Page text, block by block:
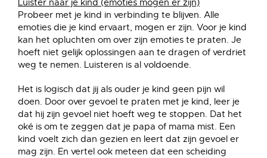
Luister naar je kind (emoties mogen er zijn)
Probeer met je kind in verbinding te blijven. Alle
emoties die je kind ervaart, mogen er zijn. Voor je kind
kan het opluchten om over zijn emoties te praten. Je
hoeft niet gelijk oplossingen aan te dragen of verdriet
weg te nemen. Luisteren is al voldoende.
Het is logisch dat jij als ouder je kind geen pijn wil
doen. Door over gevoel te praten met je kind, leer je
dat hij zijn gevoel niet hoeft weg te stoppen. Dat het
oké is om te zeggen dat je papa of mama mist. Een
kind voelt zich dan gezien en leert dat zijn gevoel er
mag zijn. En vertel ook meteen dat een scheiding